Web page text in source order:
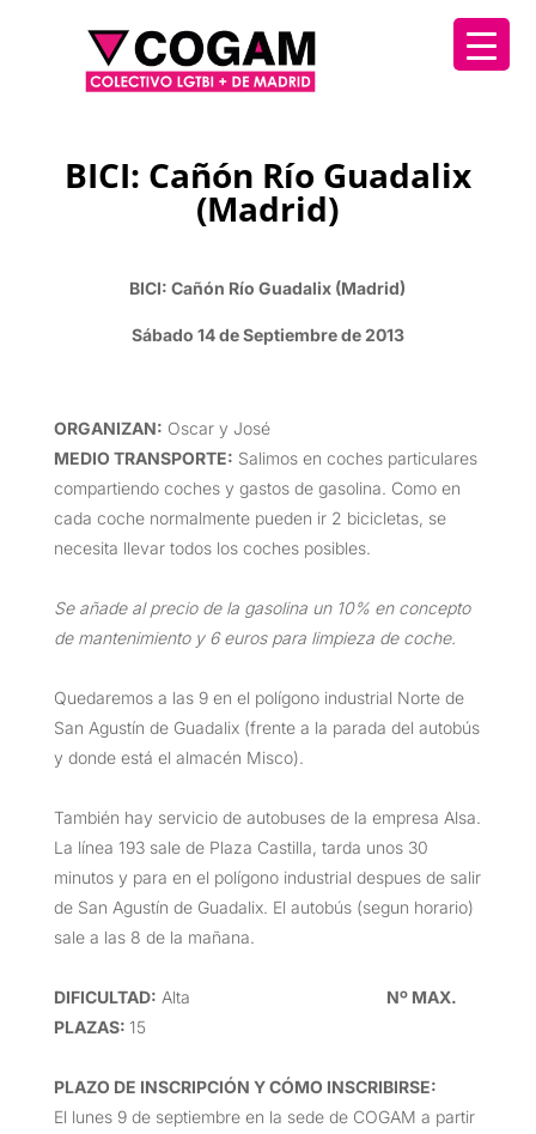
BICI: Cañón Río Guadalix
(Madrid)
BICI: Cañón Río Guadalix (Madrid)
Sábado 14 de Septiembre de 2013
ORGANIZAN: Oscar y José
MEDIO TRANSPORTE: Salimos en coches particulares
compartiendo coches y gastos de gasolina. Como en
cada coche normalmente pueden ir 2 bicicletas, se
necesita llevar todos los coches posibles.
Se añade al precio de la gasolina un 10% en concepto
de mantenimiento y 6 euros para limpieza de coche.
Quedaremos a las 9 en el polígono industrial Norte de
San Agustín de Guadalix (frente a la parada del autobús
y donde está el almacén Misco).
También hay servicio de autobuses de la empresa Alsa.
La línea 193 sale de Plaza Castilla, tarda unos 30
minutos y para en el polígono industrial despues de salir
de San Agustín de Guadalix. El autobús (segun horario)
sale a las 8 de la mañana.
DIFICULTAD: Alta Nº MAX.
PLAZAS: 15
PLAZO DE INSCRIPCIÓN Y CÓMO INSCRIBIRSE:
El lunes 9 de septiembre en la sede de COGAM a partir